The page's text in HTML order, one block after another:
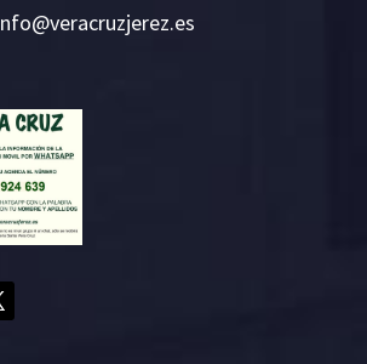
se.ze
rejzu
rcare
v@ofn